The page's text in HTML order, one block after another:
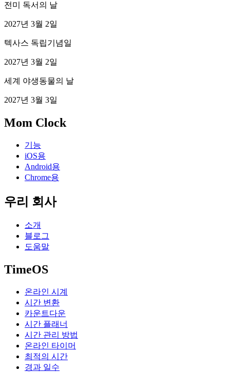
전미 독서의 날
2027년 3월 2일
텍사스 독립기념일
2027년 3월 2일
세계 야생동물의 날
2027년 3월 3일
Mom Clock
기능
iOS용
Android용
Chrome용
우리 회사
소개
블로그
도움말
TimeOS
온라인 시계
시간 변환
카운트다운
시간 플래너
시간 관리 방법
온라인 타이머
최적의 시간
경과 일수